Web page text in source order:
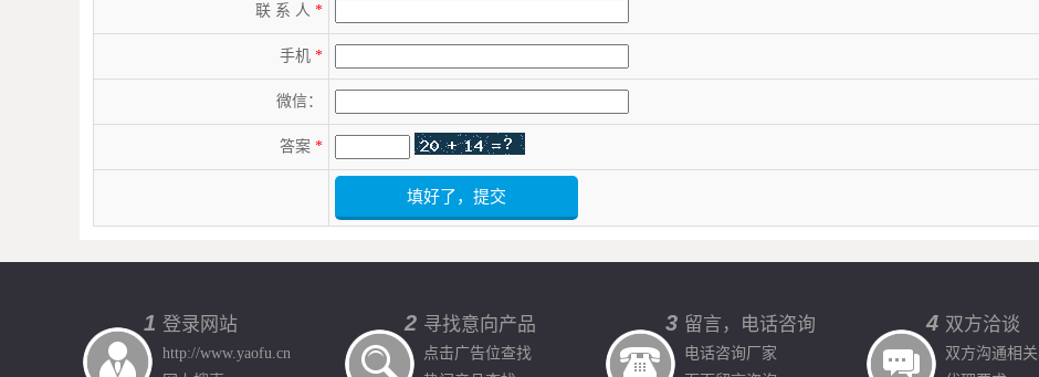
联 系 人 *
手机 *
微信：
答案 *
1 登录网站
http://www.yaofu.cn
2 寻找意向产品
点击广告位查找
3 留言，电话咨询
电话咨询厂家
4 双方洽谈
双方沟通相